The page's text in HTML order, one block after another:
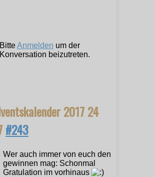
BitteAnmelden um der
Konversation beizutreten.
201724
#243
Wer auch immer von euch den
gewinnen mag: Schonmal
Gratulation im vorhinaus